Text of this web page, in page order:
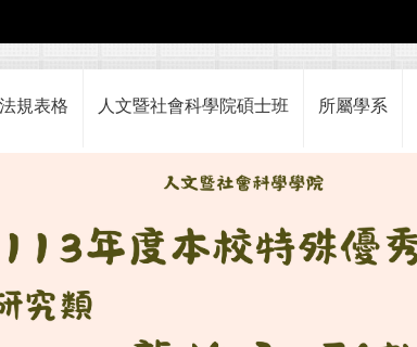
規表格 人文暨社會科學院碩士班 所屬學系